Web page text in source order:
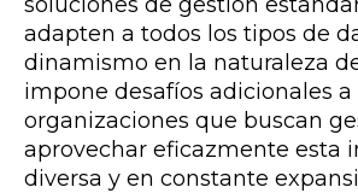
adapten a todos los tipos de
dinamismo en la naturaleza
impone desafíos adicionales a
organizaciones que buscan
aprovechar eficazmente esta
diversa y en constante